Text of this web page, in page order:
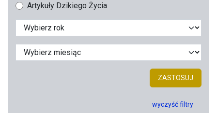
Artykuły Dzikiego Życia
ZASTOSUJ
wyczyść filtry